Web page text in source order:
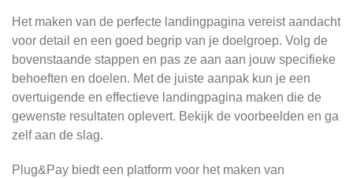
Het maken van de perfecte landingpagina vereist aandacht
voor detail en een goed begrip van je doelgroep. Volg de
bovenstaande stappen en pas ze aan aan jouw specifieke
behoeften en doelen. Met de juiste aanpak kun je een
overtuigende en effectieve landingpagina maken die de
gewenste resultaten oplevert. Bekijk de voorbeelden en ga
zelf aan de slag.
Plug&Pay biedt een platform voor het maken van